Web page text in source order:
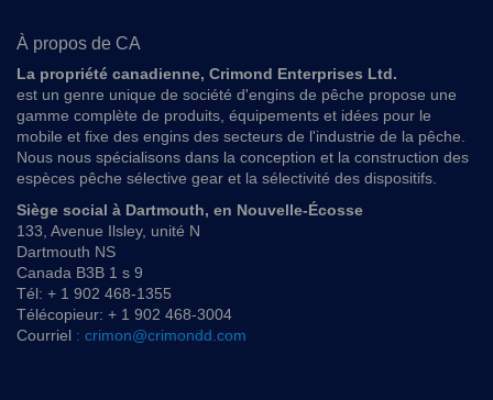
À propos de CA
La propriété canadienne, Crimond Enterprises Ltd.
est un genre unique de société d'engins de pêche propose une
gamme complète de produits, équipements et idées pour le
mobile et fixe des engins des secteurs de l'industrie de la pêche.
Nous nous spécialisons dans la conception et la construction des
espèces pêche sélective gear et la sélectivité des dispositifs.
Siège social à Dartmouth, en Nouvelle-Écosse
133, Avenue Ilsley, unité N
Dartmouth NS
Canada B3B 1 s 9
Tél: + 1 902 468-1355
Télécopieur: + 1 902 468-3004
Courriel : crimon@crimondd.com